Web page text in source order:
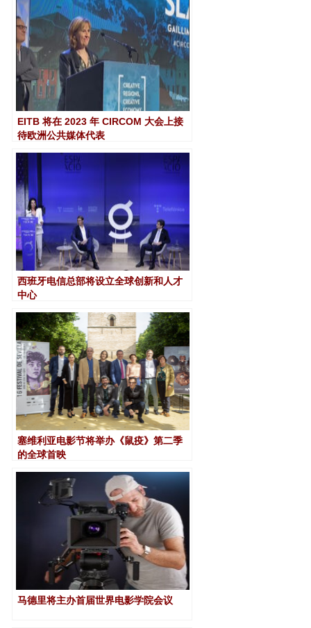
EITB 将在 2023 年 CIRCOM 大会上接
待欧洲公共媒体代表
西班牙电信总部将设立全球创新和人才
中心
塞维利亚电影节将举办《鼠疫》第二季
的全球首映
马德里将主办首届世界电影学院会议